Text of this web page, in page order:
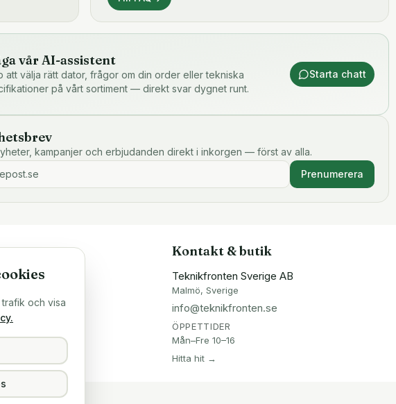
vår AI-assistent
att välja rätt dator, frågor om din order eller tekniska
på vårt sortiment — direkt svar dygnet runt.
Starta chatt
kampanjer och erbjudanden direkt i inkorgen — först av alla.
Prenumerera
Kontakt & butik
Teknikfronten Sverige AB
Malmö, Sverige
info@teknikfronten.se
ÖPPETTIDER
Mån–Fre 10–16
Hitta hit →
och visa